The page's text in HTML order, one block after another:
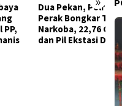
Polres Tanjung
Bongkar Tiga Jaringan
22,76 Gram Sabu
Ekstasi Disita